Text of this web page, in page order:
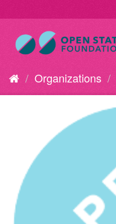
Organizations